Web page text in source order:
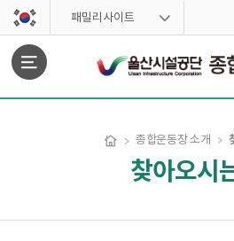
스킵네비게이션
패밀리사이트
종합운동장 소개
찾아오시